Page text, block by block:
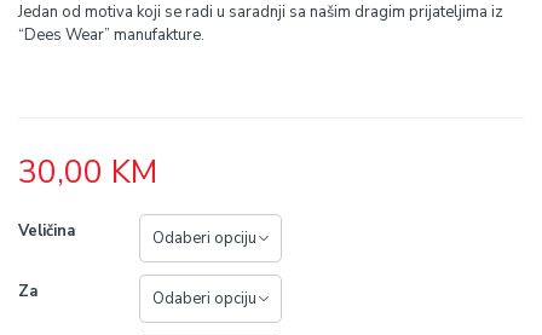
Jedan od motiva koji se radi u saradnji sa našim dragim prijateljima iz
“Dees Wear” manufakture.
30,00 KM
Veličina
Za